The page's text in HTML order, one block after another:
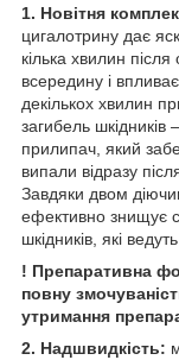
1. Новітня
цигалотрину дає
кілька хвилин
всередину і
декількох хвилин
загибель
прилипач, який
випали відразу
Завдяки двом
ефективно знищує
шкідників, які
! Препаративна
повну
утримання
2. Надшвидкість: